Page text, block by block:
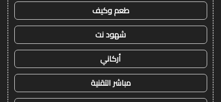
طعم وكيف
شهود نت
أركاني
مباشر التقنية